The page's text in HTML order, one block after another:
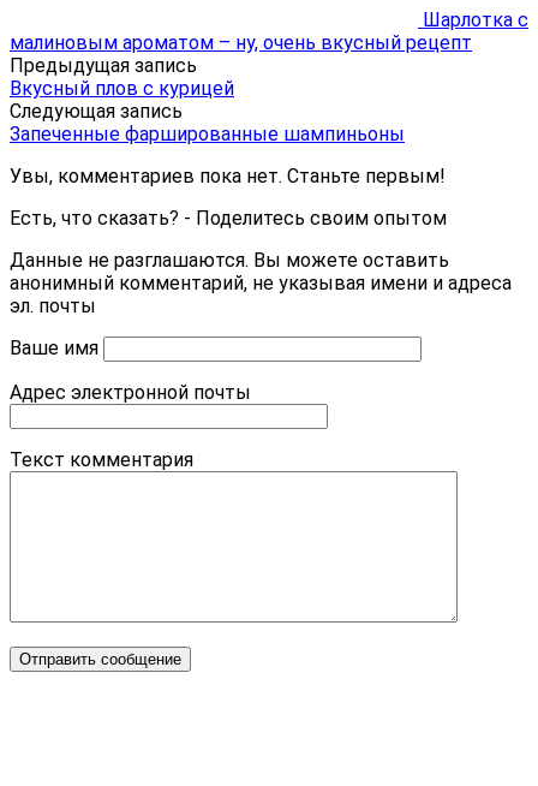
Шарлотка с
малиновым ароматом – ну, очень вкусный рецепт
Предыдущая запись
Вкусный плов с курицей
Следующая запись
Запеченные фаршированные шампиньоны
Увы, комментариев пока нет. Станьте первым!
Есть, что сказать? - Поделитесь своим опытом
Данные не разглашаются. Вы можете оставить
анонимный комментарий, не указывая имени и адреса
эл. почты
Ваше имя
Адрес электронной почты
Текст комментария